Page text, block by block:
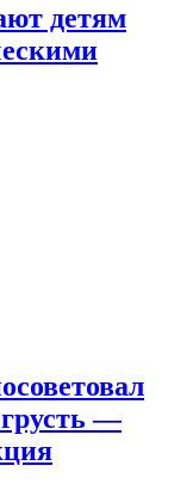
детям
—